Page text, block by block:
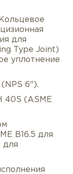
для
Type Joint)
уплотнение
6").
40S (ASME
B16.5 для
для